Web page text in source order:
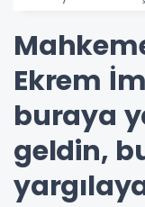
Ekrem
buraya
geldin,